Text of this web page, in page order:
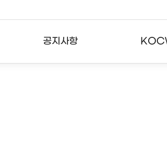
공지사항